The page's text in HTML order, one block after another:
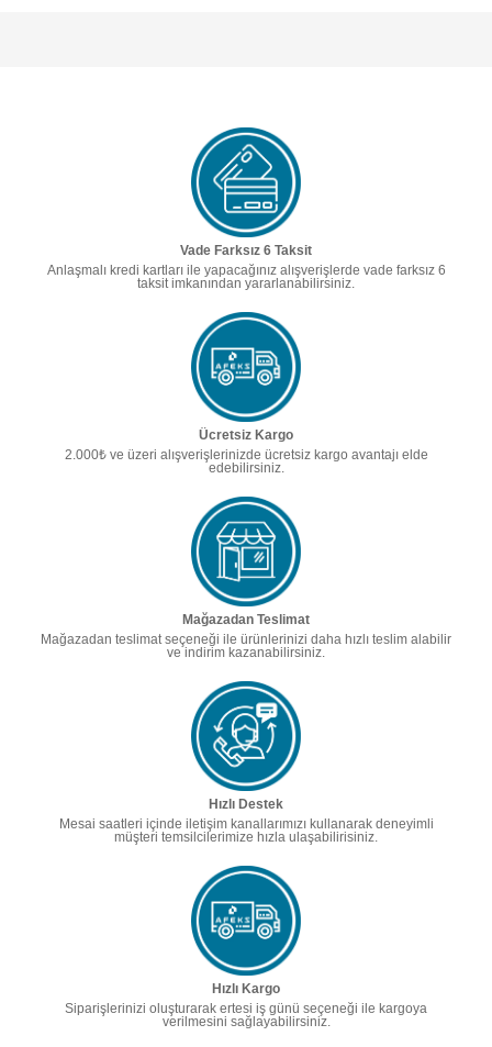
Vade Farksız 6 Taksit
Anlaşmalı kredi kartları ile yapacağınız alışverişlerde vade farksız 6
taksit imkanından yararlanabilirsiniz.
Ücretsiz Kargo
2.000₺ ve üzeri alışverişlerinizde ücretsiz kargo avantajı elde
edebilirsiniz.
Mağazadan Teslimat
Mağazadan teslimat seçeneği ile ürünlerinizi daha hızlı teslim alabilir
ve indirim kazanabilirsiniz.
Hızlı Destek
Mesai saatleri içinde iletişim kanallarımızı kullanarak deneyimli
müşteri temsilcilerimize hızla ulaşabilirisiniz.
Hızlı Kargo
Siparişlerinizi oluşturarak ertesi iş günü seçeneği ile kargoya
verilmesini sağlayabilirsiniz.